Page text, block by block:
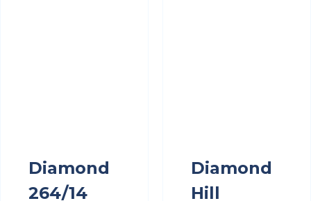
Diamond
264/14
Diamond
Hill